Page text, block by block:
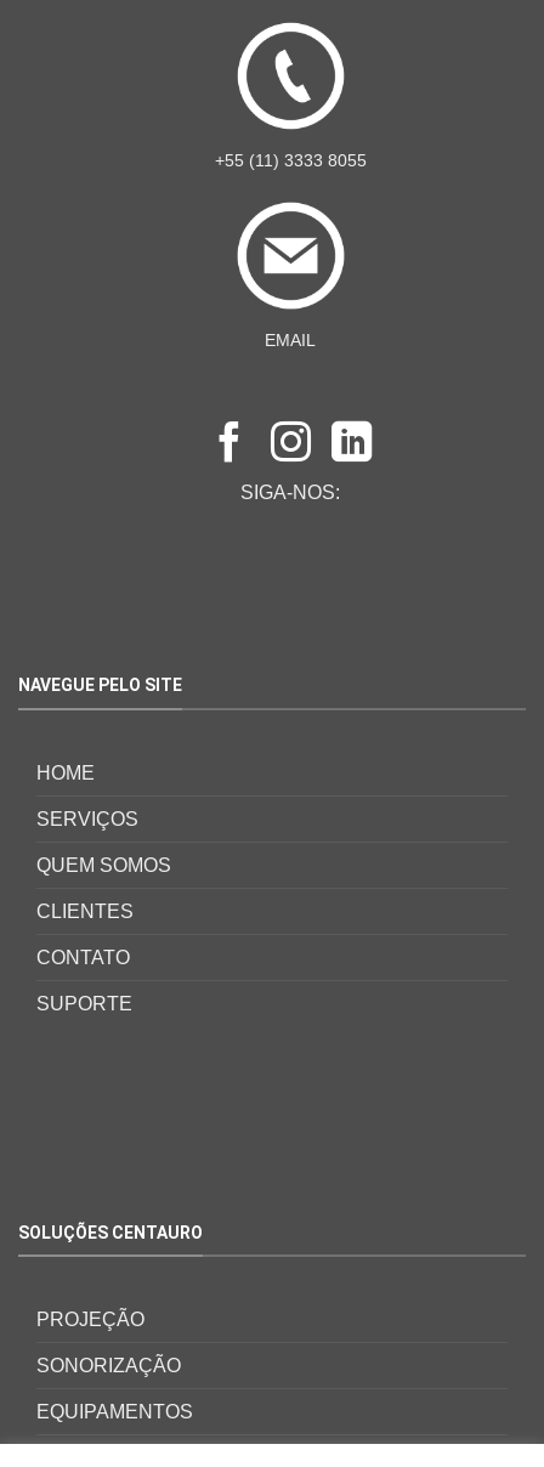
+55 (11) 3333 8055
EMAIL
SIGA-NOS:
NAVEGUE PELO SITE
HOME
SERVIÇOS
QUEM SOMOS
CLIENTES
CONTATO
SUPORTE
SOLUÇÕES CENTAURO
PROJEÇÃO
SONORIZAÇÃO
EQUIPAMENTOS